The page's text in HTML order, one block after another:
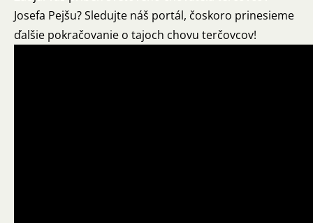
Josefa Pejšu? Sledujte náš portál, čoskoro prinesieme
ďalšie pokračovanie o tajoch chovu terčovcov!